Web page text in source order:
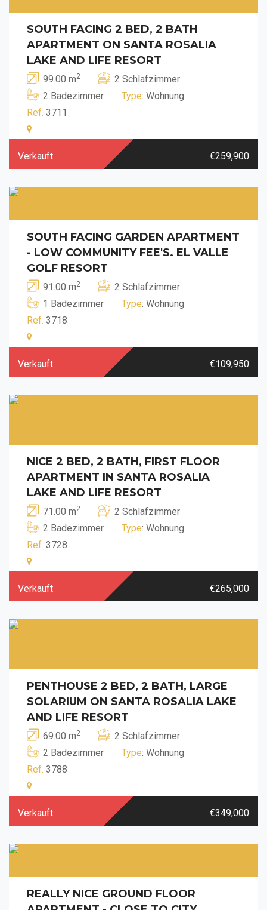
SOUTH FACING 2 BED, 2 BATH
APARTMENT ON SANTA ROSALIA
LAKE AND LIFE RESORT
99.00 m2
2 Schlafzimmer
2 Badezimmer
Type: Wohnung
Ref. 3711
Verkauft €259,900
SOUTH FACING GARDEN APARTMENT
- LOW COMMUNITY FEE'S. EL VALLE
GOLF RESORT
91.00 m2
2 Schlafzimmer
1 Badezimmer
Type: Wohnung
Ref. 3718
Verkauft €109,950
NICE 2 BED, 2 BATH, FIRST FLOOR
APARTMENT IN SANTA ROSALIA
LAKE AND LIFE RESORT
71.00 m2
2 Schlafzimmer
2 Badezimmer
Type: Wohnung
Ref. 3728
Verkauft €265,000
PENTHOUSE 2 BED, 2 BATH, LARGE
SOLARIUM ON SANTA ROSALIA LAKE
AND LIFE RESORT
69.00 m2
2 Schlafzimmer
2 Badezimmer
Type: Wohnung
Ref. 3788
Verkauft €349,000
REALLY NICE GROUND FLOOR